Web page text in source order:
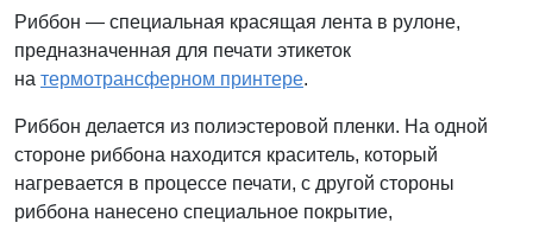
Риббон — специальная красящая лента в рулоне,
предназначенная для печати этикеток
на термотрансферном принтере.
Риббон делается из полиэстеровой пленки. На одной
стороне риббона находится краситель, который
нагревается в процессе печати, с другой стороны
риббона нанесено специальное покрытие,